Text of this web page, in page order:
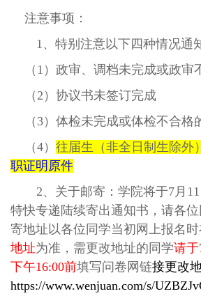
注意事项：
1、特别注意以下四种情况通
（1）政审、调档未完成或政审
（2）协议书未签订完成
（3）体检未完成或体检不合格
（4） 往届生（非全日制生除外
职证明原件
2、关于邮寄：学院将于7月
特快专递陆续寄出通知书，请各
寄地址以各位同学当初网上报名
地址为准，需更改地址的同学请于
下午16:00前填写问卷网链接更改
https://www.wenjuan.com/s/